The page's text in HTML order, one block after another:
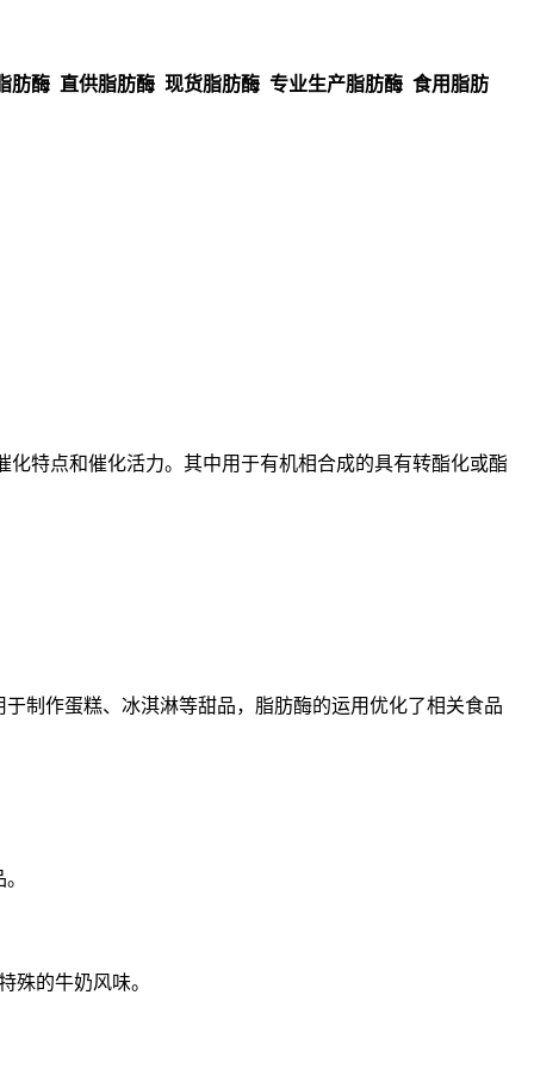
酶 直供脂肪酶 现货脂肪酶 专业生产脂肪酶 食用脂肪
特点和催化活力。其中用于有机相合成的具有转酯化或酯
制作蛋糕、冰淇淋等甜品，脂肪酶的运用优化了相关食品
殊的牛奶风味。